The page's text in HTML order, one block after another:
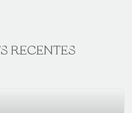
RECENTES